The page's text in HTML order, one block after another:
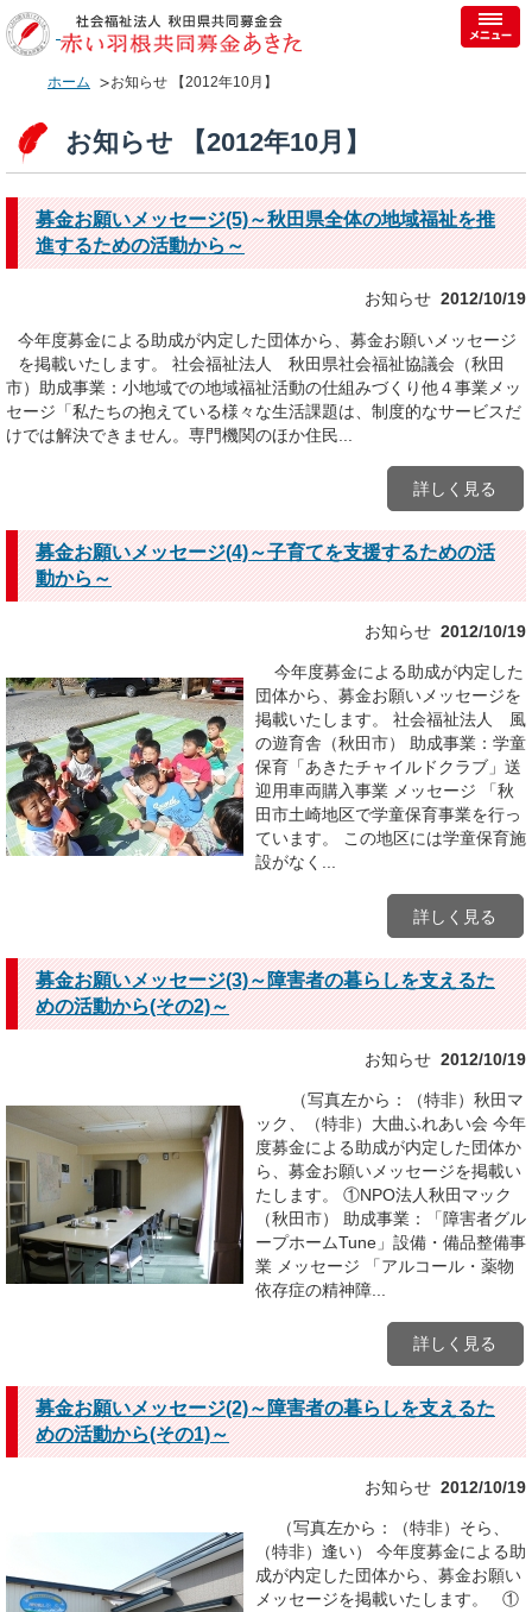
ホーム お知らせ 【2012年10月】
お知らせ 【2012年10月】
募金お願いメッセージ(5)～秋田県全体の地域福祉を推
進するための活動から～
お知らせ 2012/10/19
今年度募金による助成が内定した団体から、募金お願いメッセージ
を掲載いたします。 社会福祉法人 秋田県社会福祉協議会（秋田
市）助成事業：小地域での地域福祉活動の仕組みづくり他４事業メッ
セージ「私たちの抱えている様々な生活課題は、制度的なサービスだ
けでは解決できません。専門機関のほか住民...
詳しく見る
募金お願いメッセージ(4)～子育てを支援するための活
動から～
お知らせ 2012/10/19
今年度募金による助成が内定した
団体から、募金お願いメッセージを
掲載いたします。 社会福祉法人 風
の遊育舎（秋田市） 助成事業：学童
保育「あきたチャイルドクラブ」送
迎用車両購入事業 メッセージ 「秋
田市土崎地区で学童保育事業を行っ
ています。 この地区には学童保育施
設がなく...
詳しく見る
募金お願いメッセージ(3)～障害者の暮らしを支えるた
めの活動から(その2)～
お知らせ 2012/10/19
（写真左から：（特非）秋田マ
ック、（特非）大曲ふれあい会 今年
度募金による助成が内定した団体か
ら、募金お願いメッセージを掲載い
たします。 ①NPO法人秋田マック
（秋田市） 助成事業：「障害者グル
ープホームTune」設備・備品整備事
業 メッセージ 「アルコール・薬物
依存症の精神障...
詳しく見る
募金お願いメッセージ(2)～障害者の暮らしを支えるた
めの活動から(その1)～
お知らせ 2012/10/19
（写真左から：（特非）そら、
（特非）逢い） 今年度募金による助
成が内定した団体から、募金お願い
メッセージを掲載いたします。 ①